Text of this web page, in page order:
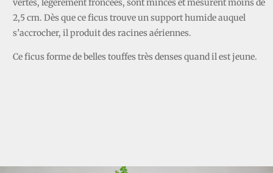
vertes, légèrement froncées, sont minces et mesurent moins de
2,5 cm. Dès que ce ficus trouve un support humide auquel
s’accrocher, il produit des racines aériennes.
Ce ficus forme de belles touffes très denses quand il est jeune.